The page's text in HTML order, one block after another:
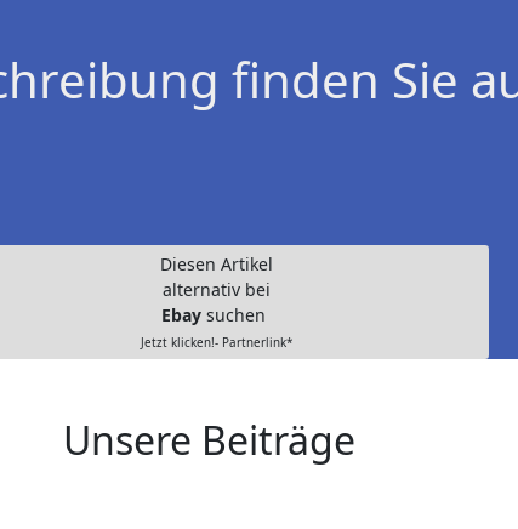
finden Sie
Diesen Artikel
alternativ bei
Ebay suchen
Jetzt klicken!- Partnerlink*
Unsere Beiträge